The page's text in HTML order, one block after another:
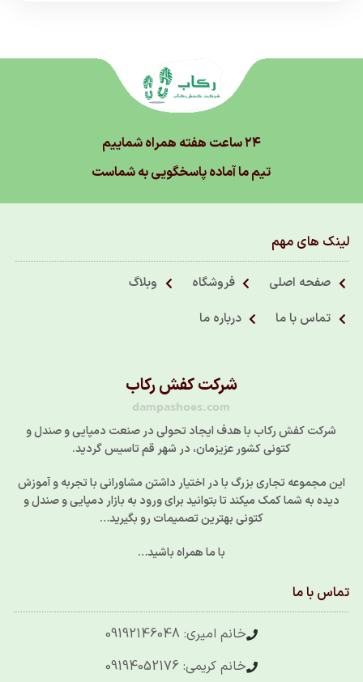
۲۴ ساعت هفته همراه شماییم
تیم ما آماده پاسخگویی به شماست
لینک های مهم
صفحه اصلی فروشگاه
وبلاگ
تماس با ما
درباره ما
شرکت کفش رکاب
dampashoes.com
شرکت کفش رکاب با هدف ایجاد تحولی در صنعت دمپایی و صندل و
کتونی کشور عزیزمان، در شهر قم تاسیس گردید.
این مجموعه تجاری بزرگ با در اختیار داشتن مشاورانی با تجربه و آموزش
دیده به شما کمک میکند تا بتوانید برای ورود به بازار دمپایی و صندل و
کتونی بهترین تصمیمات رو بگیرید…
با ما همراه باشید…
تماس با ما
خانم امیری: 09192146048
خانم کریمی: 09194052176